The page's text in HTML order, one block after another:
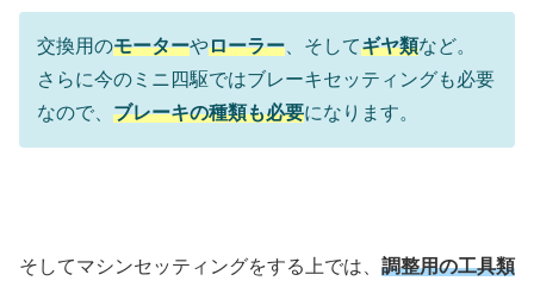
交換用のモーターやローラー 、そしてギヤ類など。
さらに今のミニ四駆ではブレーキセッティングも必要
なので、 ブレーキの種類も必要になります。
そしてマシンセッティングをする上では、 調整用の工具類